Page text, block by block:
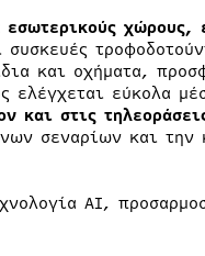
εσωτερικούς χώρους,
και οχήματα,
ελέγχεται εύκολα
και στις
σεναρίων και την
AI,